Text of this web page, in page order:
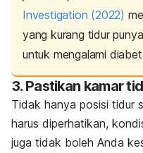
Investigation (2022)
yang kurang tidur
untuk mengalami
3. Pastikan kamar
Tidak hanya posisi tidur
harus diperhatikan,
juga tidak boleh Anda